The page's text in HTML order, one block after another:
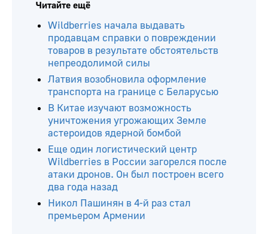
Читайте ещё
Wildberries начала выдавать
продавцам справки о повреждении
товаров в результате обстоятельств
непреодолимой силы
Латвия возобновила оформление
транспорта на границе с Беларусью
В Китае изучают возможность
уничтожения угрожающих Земле
астероидов ядерной бомбой